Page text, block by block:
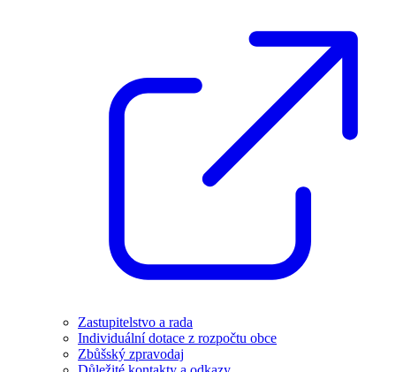
Zastupitelstvo a rada
Individuální dotace z rozpočtu obce
Zbůšský zpravodaj